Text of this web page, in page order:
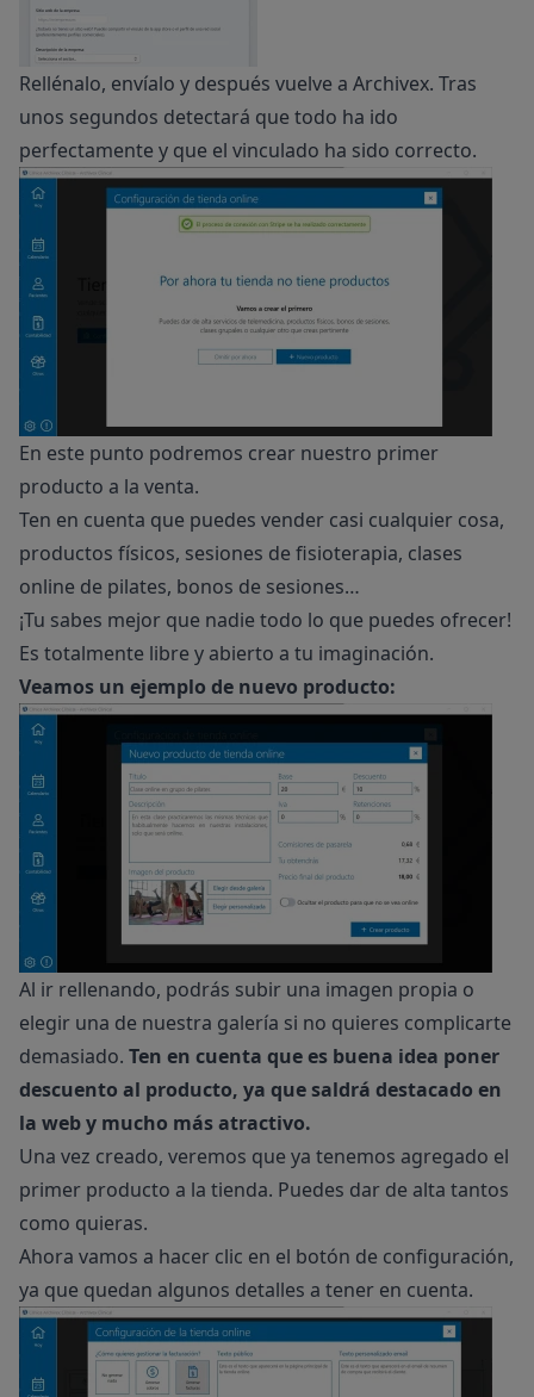
Rellénalo, envíalo y después vuelve a Archivex. Tras
unos segundos detectará que todo ha ido
perfectamente y que el vinculado ha sido correcto.
En este punto podremos crear nuestro primer
producto a la venta.
Ten en cuenta que puedes vender casi cualquier cosa,
productos físicos, sesiones de fisioterapia, clases
online de pilates, bonos de sesiones…
¡Tu sabes mejor que nadie todo lo que puedes ofrecer!
Es totalmente libre y abierto a tu imaginación.
Veamos un ejemplo de nuevo producto:
Al ir rellenando, podrás subir una imagen propia o
elegir una de nuestra galería si no quieres complicarte
demasiado. Ten en cuenta que es buena idea poner
descuento al producto, ya que saldrá destacado en
la web y mucho más atractivo.
Una vez creado, veremos que ya tenemos agregado el
primer producto a la tienda. Puedes dar de alta tantos
como quieras.
Ahora vamos a hacer clic en el botón de configuración,
ya que quedan algunos detalles a tener en cuenta.